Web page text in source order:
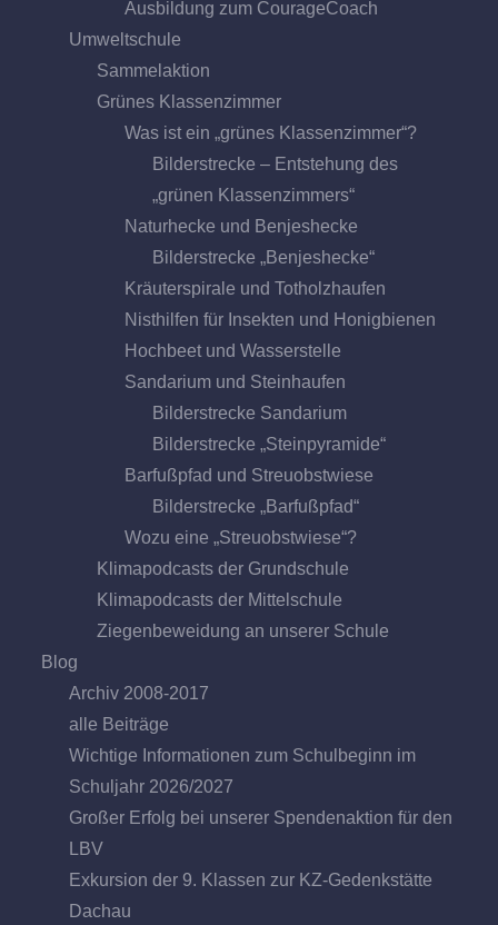
Ausbildung zum CourageCoach
Umweltschule
Sammelaktion
Grünes Klassenzimmer
Was ist ein „grünes Klassenzimmer“?
Bilderstrecke – Entstehung des
„grünen Klassenzimmers“
Naturhecke und Benjeshecke
Bilderstrecke „Benjeshecke“
Kräuterspirale und Totholzhaufen
Nisthilfen für Insekten und Honigbienen
Hochbeet und Wasserstelle
Sandarium und Steinhaufen
Bilderstrecke Sandarium
Bilderstrecke „Steinpyramide“
Barfußpfad und Streuobstwiese
Bilderstrecke „Barfußpfad“
Wozu eine „Streuobstwiese“?
Klimapodcasts der Grundschule
Klimapodcasts der Mittelschule
Ziegenbeweidung an unserer Schule
Blog
Archiv 2008-2017
alle Beiträge
Wichtige Informationen zum Schulbeginn im
Schuljahr 2026/2027
Großer Erfolg bei unserer Spendenaktion für den
LBV
Exkursion der 9. Klassen zur KZ-Gedenkstätte
Dachau